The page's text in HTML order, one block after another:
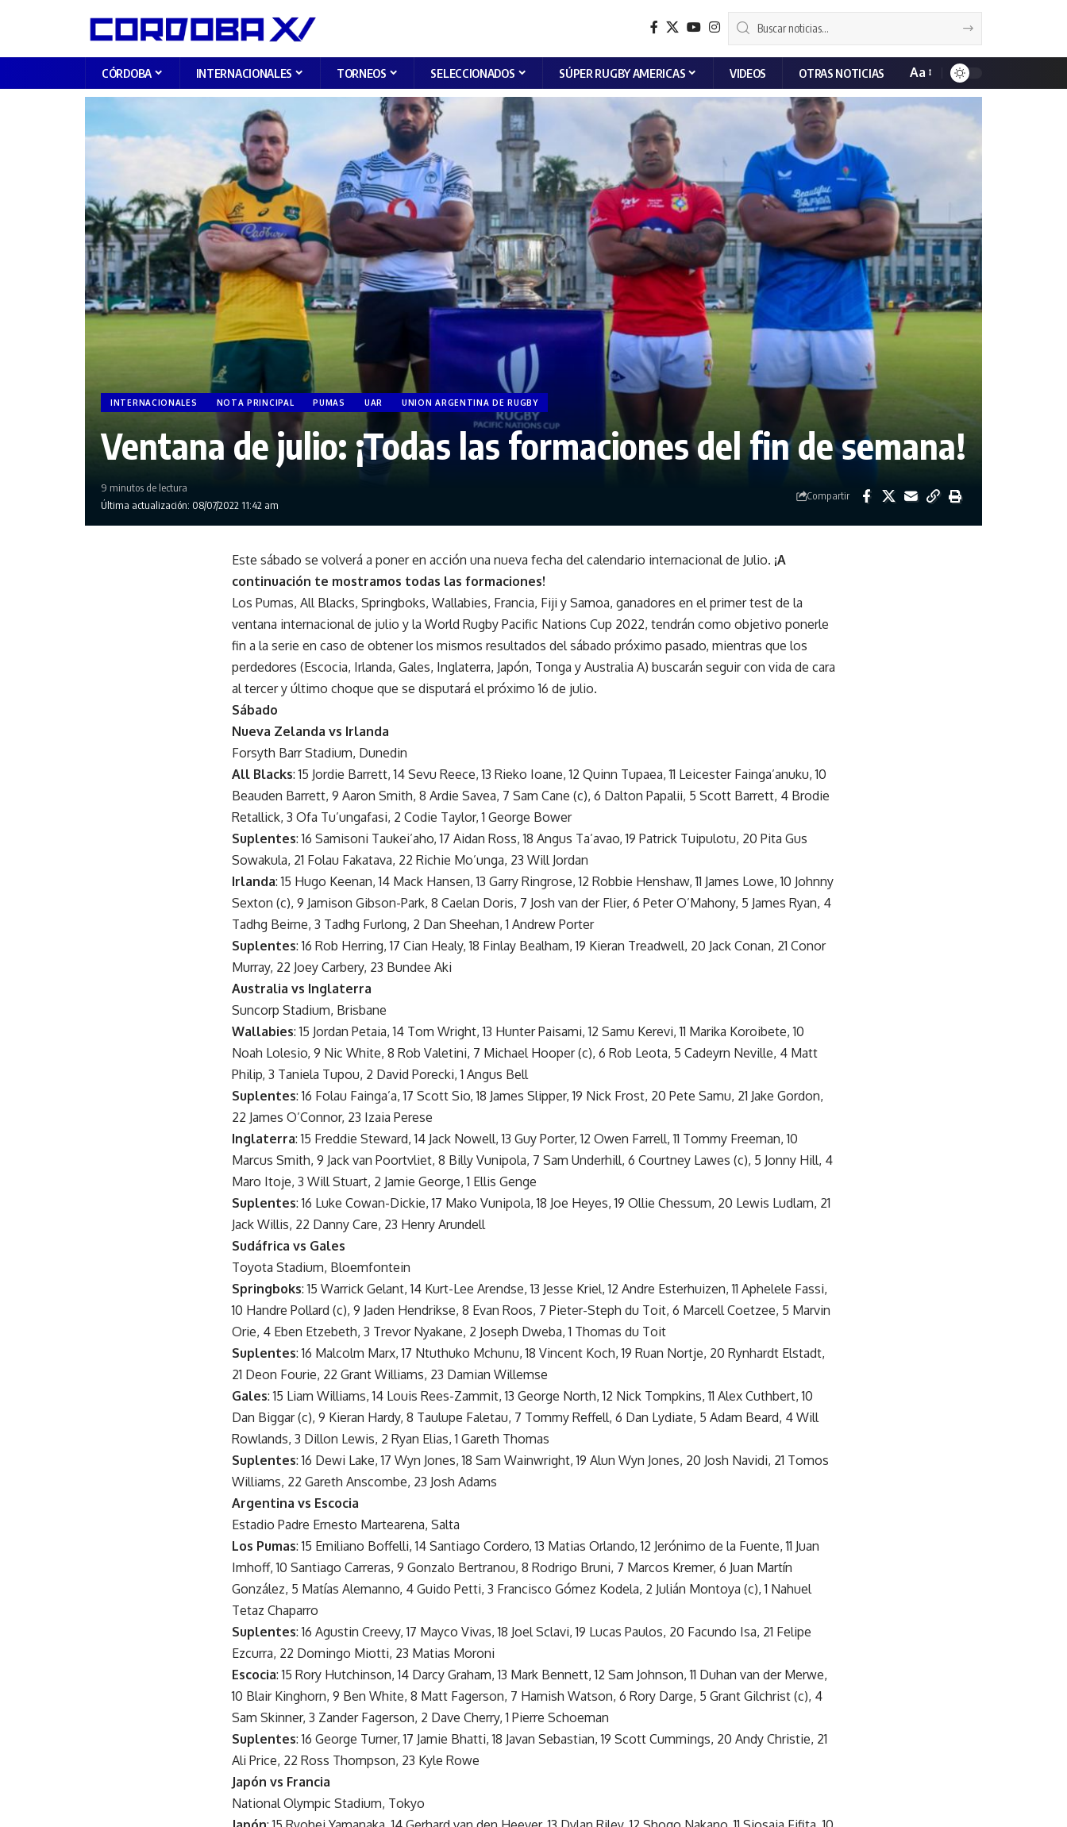
CÓRDOBA INTERNACIONALES TORNEOS SELECCIONADOS SÚPER RUGBY AMERICAS VIDEOS OTRAS NOTICIAS Aa
INTERNACIONALES NOTA PRINCIPAL PUMAS UAR UNION ARGENTINA DE RUGBY
Ventana de julio: ¡Todas las formaciones del fin de semana!
Última actualización: 08/07/2022 11:42 am
9 minutos de lectura
Compartir
Este sábado se volverá a poner en acción una nueva fecha del calendario internacional de Julio. ¡A
continuación te mostramos todas las formaciones!
Los Pumas, All Blacks, Springboks, Wallabies, Francia, Fiji y Samoa, ganadores en el primer test de la
ventana internacional de julio y la World Rugby Pacific Nations Cup 2022, tendrán como objetivo ponerle
fin a la serie en caso de obtener los mismos resultados del sábado próximo pasado, mientras que los
perdedores (Escocia, Irlanda, Gales, Inglaterra, Japón, Tonga y Australia A) buscarán seguir con vida de cara
al tercer y último choque que se disputará el próximo 16 de julio.
Sábado
Nueva Zelanda vs Irlanda
Forsyth Barr Stadium, Dunedin
All Blacks: 15 Jordie Barrett, 14 Sevu Reece, 13 Rieko Ioane, 12 Quinn Tupaea, 11 Leicester Fainga’anuku, 10
Beauden Barrett, 9 Aaron Smith, 8 Ardie Savea, 7 Sam Cane (c), 6 Dalton Papalii, 5 Scott Barrett, 4 Brodie
Retallick, 3 Ofa Tu’ungafasi, 2 Codie Taylor, 1 George Bower
Suplentes: 16 Samisoni Taukei’aho, 17 Aidan Ross, 18 Angus Ta’avao, 19 Patrick Tuipulotu, 20 Pita Gus
Sowakula, 21 Folau Fakatava, 22 Richie Mo’unga, 23 Will Jordan
Irlanda: 15 Hugo Keenan, 14 Mack Hansen, 13 Garry Ringrose, 12 Robbie Henshaw, 11 James Lowe, 10 Johnny
Sexton (c), 9 Jamison Gibson-Park, 8 Caelan Doris, 7 Josh van der Flier, 6 Peter O’Mahony, 5 James Ryan, 4
Tadhg Beirne, 3 Tadhg Furlong, 2 Dan Sheehan, 1 Andrew Porter
Suplentes: 16 Rob Herring, 17 Cian Healy, 18 Finlay Bealham, 19 Kieran Treadwell, 20 Jack Conan, 21 Conor
Murray, 22 Joey Carbery, 23 Bundee Aki
Australia vs Inglaterra
Suncorp Stadium, Brisbane
Wallabies: 15 Jordan Petaia, 14 Tom Wright, 13 Hunter Paisami, 12 Samu Kerevi, 11 Marika Koroibete, 10
Noah Lolesio, 9 Nic White, 8 Rob Valetini, 7 Michael Hooper (c), 6 Rob Leota, 5 Cadeyrn Neville, 4 Matt
Philip, 3 Taniela Tupou, 2 David Porecki, 1 Angus Bell
Suplentes: 16 Folau Fainga’a, 17 Scott Sio, 18 James Slipper, 19 Nick Frost, 20 Pete Samu, 21 Jake Gordon,
22 James O’Connor, 23 Izaia Perese
Inglaterra: 15 Freddie Steward, 14 Jack Nowell, 13 Guy Porter, 12 Owen Farrell, 11 Tommy Freeman, 10
Marcus Smith, 9 Jack van Poortvliet, 8 Billy Vunipola, 7 Sam Underhill, 6 Courtney Lawes (c), 5 Jonny Hill, 4
Maro Itoje, 3 Will Stuart, 2 Jamie George, 1 Ellis Genge
Suplentes: 16 Luke Cowan-Dickie, 17 Mako Vunipola, 18 Joe Heyes, 19 Ollie Chessum, 20 Lewis Ludlam, 21
Jack Willis, 22 Danny Care, 23 Henry Arundell
Sudáfrica vs Gales
Toyota Stadium, Bloemfontein
Springboks: 15 Warrick Gelant, 14 Kurt-Lee Arendse, 13 Jesse Kriel, 12 Andre Esterhuizen, 11 Aphelele Fassi,
10 Handre Pollard (c), 9 Jaden Hendrikse, 8 Evan Roos, 7 Pieter-Steph du Toit, 6 Marcell Coetzee, 5 Marvin
Orie, 4 Eben Etzebeth, 3 Trevor Nyakane, 2 Joseph Dweba, 1 Thomas du Toit
Suplentes: 16 Malcolm Marx, 17 Ntuthuko Mchunu, 18 Vincent Koch, 19 Ruan Nortje, 20 Rynhardt Elstadt,
21 Deon Fourie, 22 Grant Williams, 23 Damian Willemse
Gales: 15 Liam Williams, 14 Louis Rees-Zammit, 13 George North, 12 Nick Tompkins, 11 Alex Cuthbert, 10
Dan Biggar (c), 9 Kieran Hardy, 8 Taulupe Faletau, 7 Tommy Reffell, 6 Dan Lydiate, 5 Adam Beard, 4 Will
Rowlands, 3 Dillon Lewis, 2 Ryan Elias, 1 Gareth Thomas
Suplentes: 16 Dewi Lake, 17 Wyn Jones, 18 Sam Wainwright, 19 Alun Wyn Jones, 20 Josh Navidi, 21 Tomos
Williams, 22 Gareth Anscombe, 23 Josh Adams
Argentina vs Escocia
Estadio Padre Ernesto Martearena, Salta
Los Pumas: 15 Emiliano Boffelli, 14 Santiago Cordero, 13 Matias Orlando, 12 Jerónimo de la Fuente, 11 Juan
Imhoff, 10 Santiago Carreras, 9 Gonzalo Bertranou, 8 Rodrigo Bruni, 7 Marcos Kremer, 6 Juan Martín
González, 5 Matías Alemanno, 4 Guido Petti, 3 Francisco Gómez Kodela, 2 Julián Montoya (c), 1 Nahuel
Tetaz Chaparro
Suplentes: 16 Agustin Creevy, 17 Mayco Vivas, 18 Joel Sclavi, 19 Lucas Paulos, 20 Facundo Isa, 21 Felipe
Ezcurra, 22 Domingo Miotti, 23 Matias Moroni
Escocia: 15 Rory Hutchinson, 14 Darcy Graham, 13 Mark Bennett, 12 Sam Johnson, 11 Duhan van der Merwe,
10 Blair Kinghorn, 9 Ben White, 8 Matt Fagerson, 7 Hamish Watson, 6 Rory Darge, 5 Grant Gilchrist (c), 4
Sam Skinner, 3 Zander Fagerson, 2 Dave Cherry, 1 Pierre Schoeman
Suplentes: 16 George Turner, 17 Jamie Bhatti, 18 Javan Sebastian, 19 Scott Cummings, 20 Andy Christie, 21
Ali Price, 22 Ross Thompson, 23 Kyle Rowe
Japón vs Francia
National Olympic Stadium, Tokyo